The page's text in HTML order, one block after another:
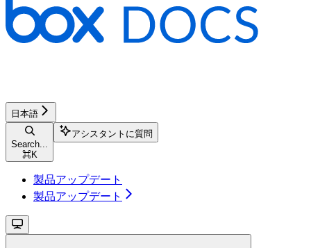
日本語
Search...
⌘K
アシスタントに質問
製品アップデート
製品アップデート